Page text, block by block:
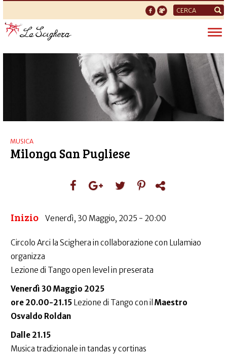
Form
di
ricerca
MUSICA
Milonga San Pugliese
Inizio Venerdì, 30 Maggio, 2025 - 20:00
Circolo Arci la Scighera in collaborazione con Lulamiao
organizza
Lezione di Tango open level in preserata
Venerdì 30 Maggio 2025
ore 20.00-21.15 Lezione di Tango con il Maestro
Osvaldo Roldan
Dalle 21.15
Musica tradizionale in tandas y cortinas